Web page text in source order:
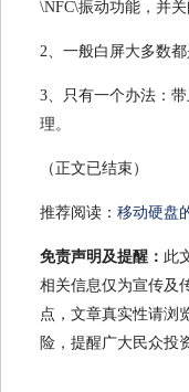
\NFC\振动功能，并
2、一般白屏大多数都
3、只有一个办法：
理。
（正文已结束）
推荐阅读： 移动硬盘
免责声明及提醒： 此
相关信息仅为宣传及
点，文章真实性请浏
险，提醒广大民众投